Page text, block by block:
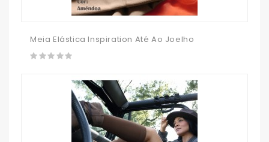
Meia Elástica Inspiration Até Ao Joelho